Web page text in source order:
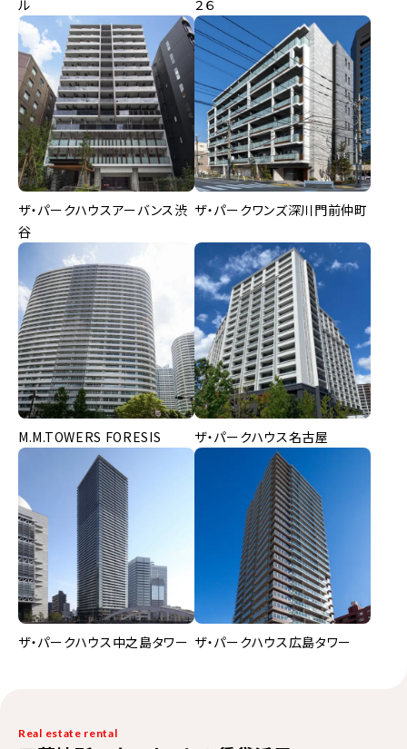
ル ２６
ザ・パークハウスアーバンス渋
谷
ザ・パークワンズ深川門前仲町
M.M.TOWERS FORESIS ザ・パークハウス名古屋
ザ・パークハウス中之島タワー ザ・パークハウス広島タワー
Real estate rental